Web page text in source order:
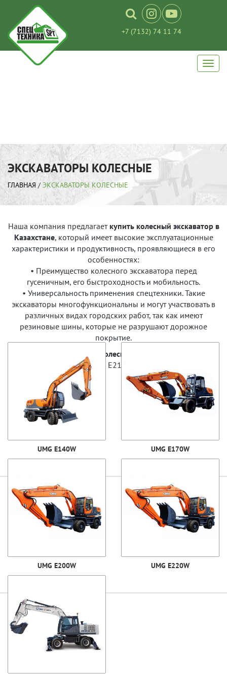
+7 (7132) 74 11 74
ЭКСКАВАТОРЫ КОЛЕСНЫЕ
ГЛАВНАЯ / ЭКСКАВАТОРЫ КОЛЕСНЫЕ
Наша компания предлагает купить колесный экскаватор в
Казахстане, который имеет высокие эксплуатационные
характеристики и продуктивность, проявляющиеся в его
особенностях:
• Преимущество колесного экскаватора перед
гусеничным, его быстроходность и мобильность.
• Универсальность применения спецтехники. Такие
экскаваторы многофункциональны и могут участвовать в
различных видах городских работ, так как имеют
резиновые шины, которые не разрушают дорожное
покрытие.
У нас можно приобрести
колесный экскаватор
моделей: E200W, E145WG, E210W, E170W, E140W, E195А.
UMG E140W UMG E170W
UMG E200W UMG E220W